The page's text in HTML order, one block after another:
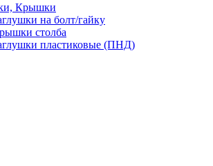
Крышки
на болт/гайку
столба
пластиковые (ПНД)